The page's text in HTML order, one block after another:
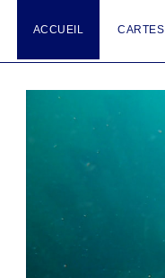
ACCUEIL CARTES